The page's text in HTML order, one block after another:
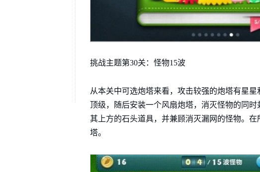
挑战主题第30关：怪物15波
从本关中可选炮塔来看，攻击较强的炮塔有星
顶级，随后安装一个风扇炮塔，消灭怪物的同
其上方的石头道具，并兼顾消灭漏网的怪物。
塔。